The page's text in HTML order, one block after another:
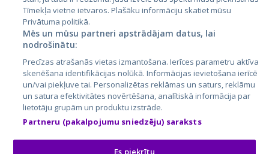
City24.lv
City24.ee
GetaPro.lv
GetaPro.ee
Skelbiu.lt
Autoplius.lt
Aruodas.lt
CVbankas.lt
Kainos.lt
Paslaugos.lt
auto24.ee
Osta.ee
KuldneBörs.ee
Tīmekļa vietne ietvaros. Plašāku informāciju skatiet mūsu
Privātuma politikā.
Mēs un mūsu partneri apstrādājam datus, lai
nodrošinātu:
Precīzas atrašanās vietas izmantošana. Ierīces parametru aktīva
skenēšana identifikācijas nolūkā. Informācijas ievietošana ierīcē
un/vai piekļuve tai. Personalizētas reklāmas un saturs, reklāmu
un satura efektivitātes novērtēšana, analītiskā informācija par
lietotāju grupām un produktu izstrāde.
Partneru (pakalpojumu sniedzēju) saraksts
Es piekrītu